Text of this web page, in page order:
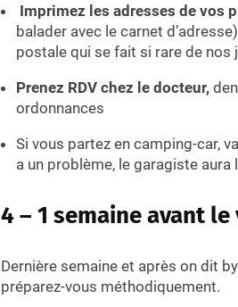
Imprimez les adresses de vos
balader avec le carnet
postale qui se fait si rare de nos
Prenez RDV chez le docteur,
ordonnances
Si vous partez en camping-car,
a un problème, le garagiste
4 – 1 semaine avant
Dernière semaine et après on dit
préparez-vous méthodiquement.